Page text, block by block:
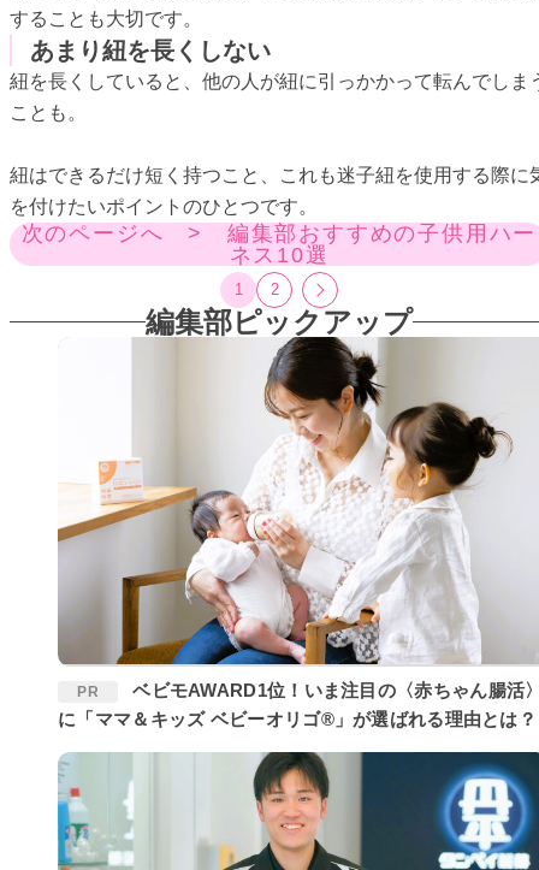
することも大切です。
あまり紐を長くしない
紐を長くしていると、他の人が紐に引っかかって転んでしま
ことも。
紐はできるだけ短く持つこと、これも迷子紐を使用する際に
を付けたいポイントのひとつです。
次のページへ > 編集部おすすめの子供用ハー
ネス10選
1 2
編集部ピックアップ
PR
ベビモAWARD1位！いま注目の〈赤ちゃん腸活〉
に「ママ＆キッズ ベビーオリゴ®」が選ばれる理由とは？